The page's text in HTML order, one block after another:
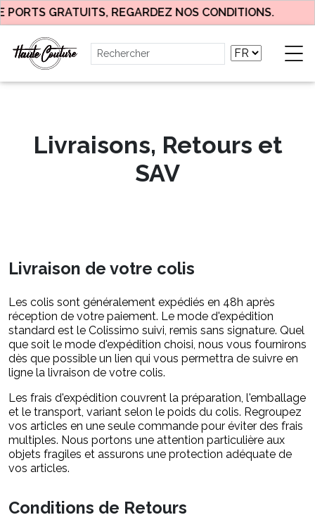
GRATUITS, REGARDEZ NOS CONDITIONS.
Livraisons, Retours et
SAV
Livraison de votre colis
Les colis sont généralement expédiés en 48h après
réception de votre paiement. Le mode d'expédition
standard est le Colissimo suivi, remis sans signature. Quel
que soit le mode d'expédition choisi, nous vous fournirons
dès que possible un lien qui vous permettra de suivre en
ligne la livraison de votre colis.
Les frais d'expédition couvrent la préparation, l'emballage
et le transport, variant selon le poids du colis. Regroupez
vos articles en une seule commande pour éviter des frais
multiples. Nous portons une attention particulière aux
objets fragiles et assurons une protection adéquate de
vos articles.
Conditions de Retours